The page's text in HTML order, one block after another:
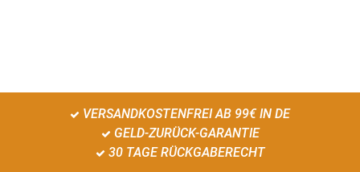
VERSANDKOSTENFREI AB 99€ IN DE
GELD-ZURÜCK-GARANTIE
30 TAGE RÜCKGABERECHT